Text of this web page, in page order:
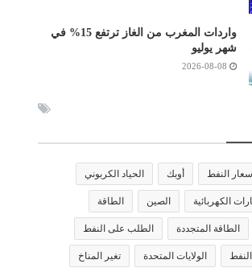
واردات المغرب من الغاز ترتفع 15% في
شهر يوليو
2026-08-08
النفط أوبك الحياد الكربوني
الكهربائية الصين الطاقة
الطاقة المتجددة الطلب على النفط
النفط الولايات المتحدة تغير المناخ